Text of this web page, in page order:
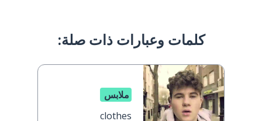
كلمات وعبارات ذات صلة:
ملابس
clothes